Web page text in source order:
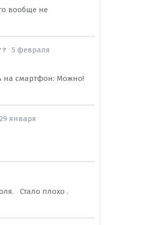
вообще не
?
5 февраля
на смартфон: Можно!
29 января
Стало плохо .